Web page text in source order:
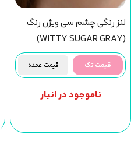
لنز رنگی چشم سی ویژن رنگ
(WITTY SUGAR GRAY)
سالانه
قیمت تک قیمت عمده
ناموجود در انبار